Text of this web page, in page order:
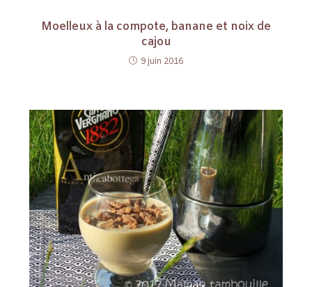
Moelleux à la compote, banane et noix de
cajou
9 juin 2016